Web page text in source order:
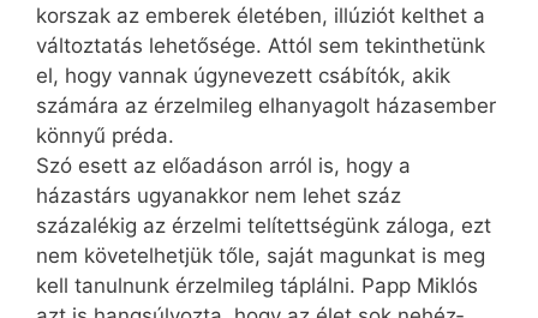
korszak az emberek életében, illúziót kelthet a
változtatás lehetősége. Attól sem tekinthetünk
el, hogy vannak úgynevezett csábítók, akik
számára az érzelmileg elhanyagolt házasember
könnyű préda.
Szó esett az előadáson arról is, hogy a
házastárs ugyanakkor nem lehet száz
százalékig az érzelmi telítettségünk záloga, ezt
nem követelhetjük tőle, saját magunkat is meg
kell tanulnunk érzelmileg táplálni. Papp Miklós